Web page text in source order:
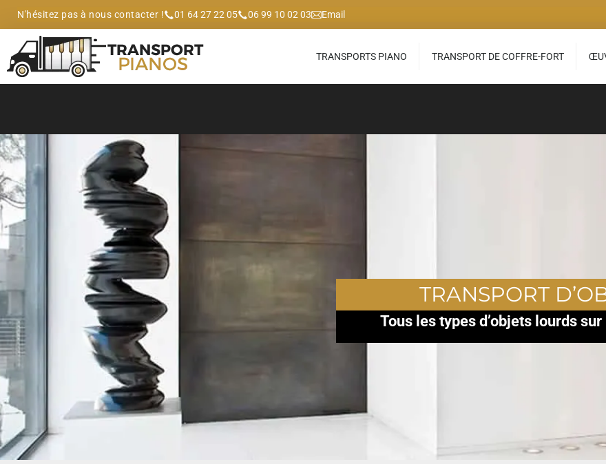
N'hésitez pas à nous contacter ! 01 64 27 22 05 06 99 10 02 03 Email
TRANSPORTS PIANO TRANSPORT DE COFFRE-FORT
TRANSPORT
Tous les types d’objets lourds